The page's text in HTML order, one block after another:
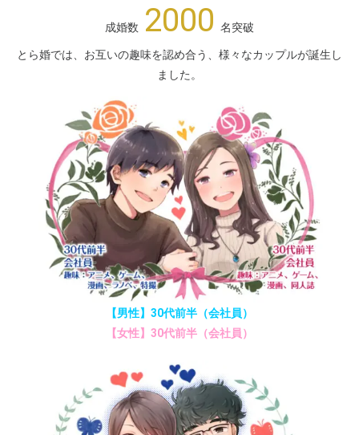
成婚数 2000 名突破
とら婚では、お互いの趣味を認め合う、様々なカップルが誕生し
ました。
【男性】30代前半（会社員）
【女性】30代前半（会社員）